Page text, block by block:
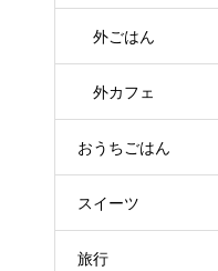
外ごはん
外カフェ
おうちごはん
スイーツ
旅行